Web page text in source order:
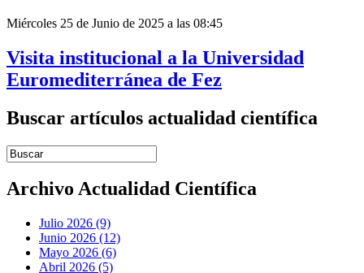
Miércoles 25 de Junio de 2025 a las 08:45
Visita institucional a la Universidad
Euromediterránea de Fez
Buscar artículos actualidad científica
Introduce términos de búsqueda
Archivo Actualidad Científica
Julio 2026 (9)
Junio 2026 (12)
Mayo 2026 (6)
Abril 2026 (5)